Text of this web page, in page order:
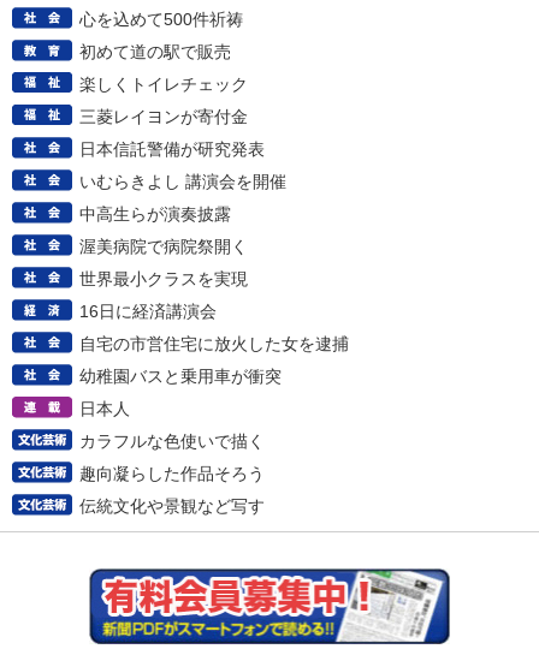
心を込めて500件祈祷
初めて道の駅で販売
楽しくトイレチェック
三菱レイヨンが寄付金
日本信託警備が研究発表
いむらきよし 講演会を開催
中高生らが演奏披露
渥美病院で病院祭開く
世界最小クラスを実現
16日に経済講演会
自宅の市営住宅に放火した女を逮捕
幼稚園バスと乗用車が衝突
日本人
カラフルな色使いで描く
趣向凝らした作品そろう
伝統文化や景観など写す